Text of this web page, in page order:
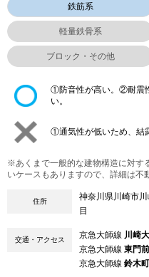
鉄筋系
軽量鉄骨系
ブロック・その他
①防音性が高い。②耐震
い。
①通気性が低いため、結
※あくまで一般的な建物構造に対す
いケースもありますので、詳細は不
住所
神奈川県川崎市
目
交通・アクセス 京急大師線 川崎
京急大師線 東門
京急大師線 鈴木